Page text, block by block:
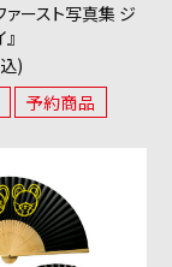
ァースト写真集 ジ
)
予約商品